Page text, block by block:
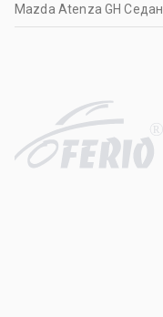
Mazda Atenza GH
R